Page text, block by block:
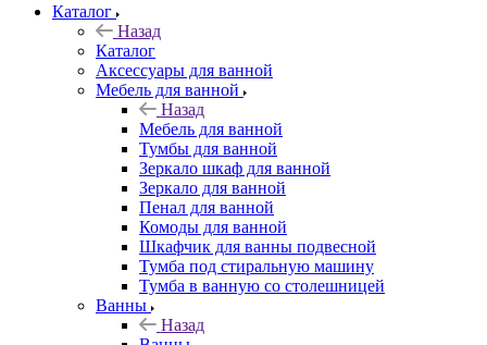
Каталог
Назад
Каталог
Аксессуары для ванной
Мебель для ванной
Назад
Мебель для ванной
Тумбы для ванной
Зеркало шкаф для ванной
Зеркало для ванной
Пенал для ванной
Комоды для ванной
Шкафчик для ванны подвесной
Тумба под стиральную машину
Тумба в ванную со столешницей
Ванны
Назад